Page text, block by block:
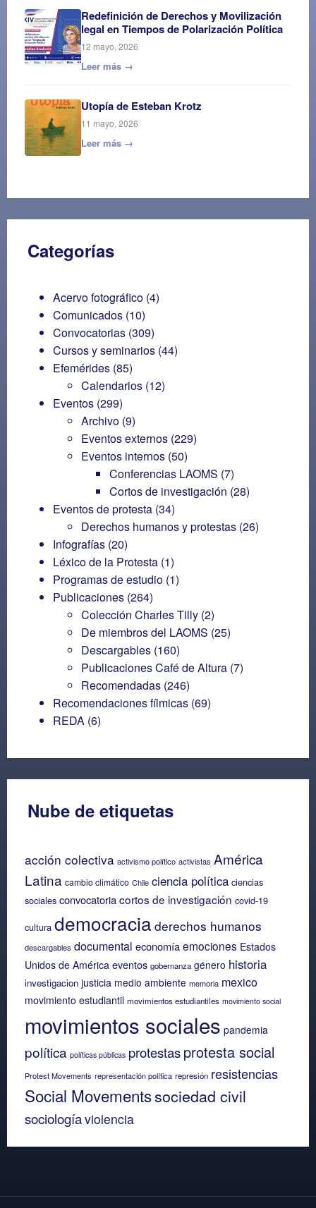
Redefinición de Derechos y Movilización
legal en Tiempos de Polarización Política
12 mayo, 2026
Leer más →
Utopía de Esteban Krotz
11 mayo, 2026
Leer más →
Categorías
Acervo fotográfico (4)
Comunicados (10)
Convocatorias (309)
Cursos y seminarios (44)
Efemérides (85)
Calendarios (12)
Eventos (299)
Archivo (9)
Eventos externos (229)
Eventos internos (50)
Conferencias LAOMS (7)
Cortos de investigación (28)
Eventos de protesta (34)
Derechos humanos y protestas (26)
Infografías (20)
Léxico de la Protesta (1)
Programas de estudio (1)
Publicaciones (264)
Colección Charles Tilly (2)
De miembros del LAOMS (25)
Descargables (160)
Publicaciones Café de Altura (7)
Recomendadas (246)
Recomendaciones fílmicas (69)
REDA (6)
Nube de etiquetas
acción colectiva activismo político activistas América
Latina cambio climático Chile ciencia política ciencias
sociales convocatoriacortos de investigación covid-19
cultura democracia derechos humanos
descargables documental economíaemociones Estados
Unidos de América eventos gobernanza género historia
investigacion justicia medio ambiente memoria mexico
movimiento estudiantil movimientos estudiantiles movimiento social
movimientos sociales pandemia
política políticas públicas protestasprotesta social
Protest Movements representación política represión resistencias
Social Movementssociedad civil
sociologíaviolencia